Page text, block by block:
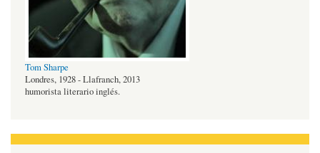
Tom Sharpe
Londres, 1928 - Llafranch, 2013
humorista literario inglés.